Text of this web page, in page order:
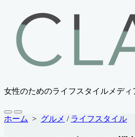
ッ
女性のためのライフスタイルメディ
検
索
メ
ニ
ホーム > グルメ / ライフスタイル